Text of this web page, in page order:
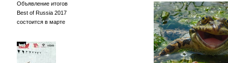
Объявление итогов
Best of Russia 2017
состоится в марте